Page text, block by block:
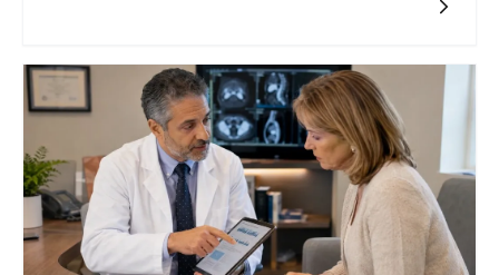
tym oznaczenia markerów nowotworowych w krwi, które mogą
wskazywać na obecność choroby. W Warszawie, dzięki
postępowi w dziedzinie genetyki, coraz częściej stosuje się
również badania molekularne, które identyfikują mutacje
genów związanych z nowotworami, co pozwala na bardziej
spersonalizowane podejście do leczenia. Kluczowe jest
zrozumienie, że wczesne wykrycie choroby zwiększa szanse na
skuteczne leczenie oraz poprawia komfort życia pacjentów.